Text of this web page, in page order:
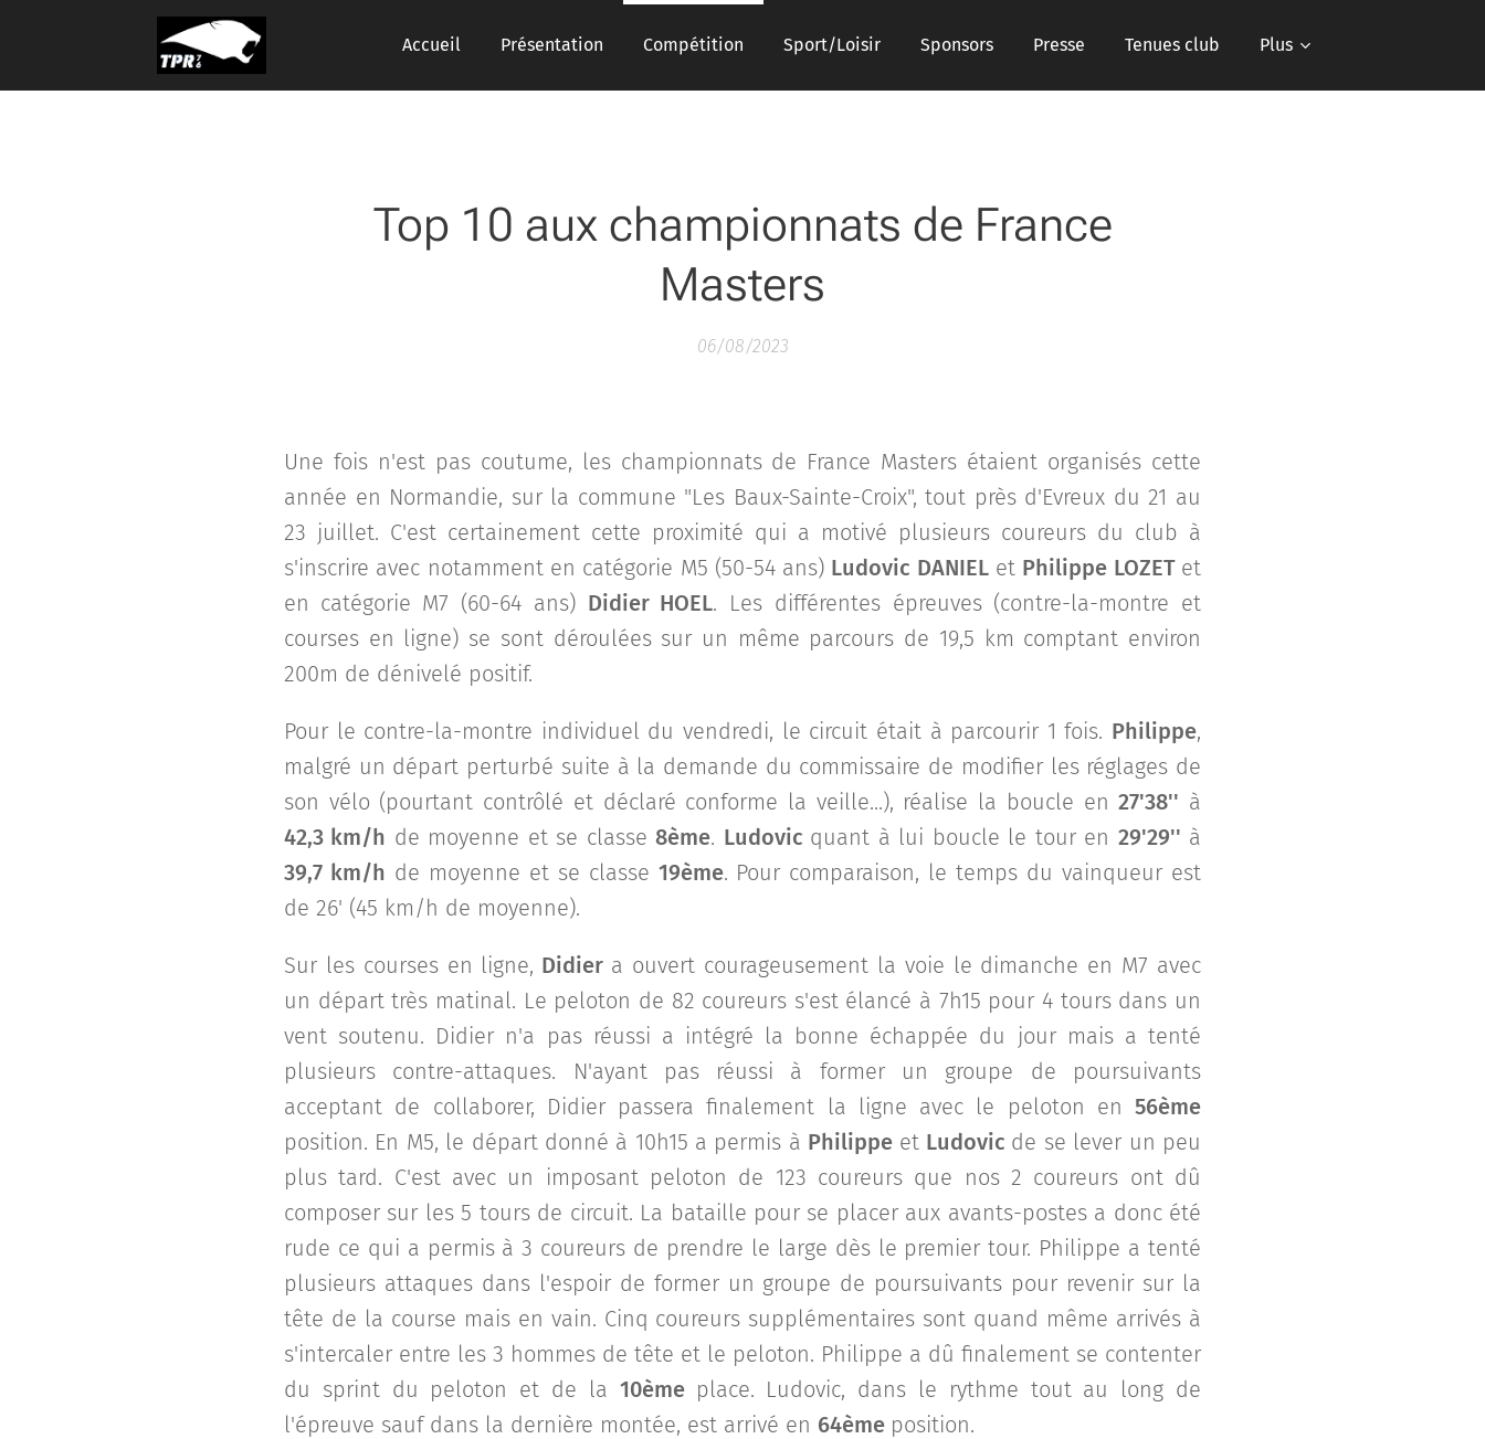
Accueil Présentation Compétition Sport/Loisir Sponsors Presse Tenues club Plus
Top 10 aux championnats de France
Masters
06/08/2023
Une fois n'est pas coutume, les championnats de France Masters étaient organisés cette
année en Normandie, sur la commune "Les Baux-Sainte-Croix", tout près d'Evreux du 21 au
23 juillet. C'est certainement cette proximité qui a motivé plusieurs coureurs du club à
s'inscrire avec notamment en catégorie M5 (50-54 ans) Ludovic DANIELet Philippe LOZET et
en catégorie M7 (60-64 ans) Didier HOEL. Les différentes épreuves (contre-la-montre et
courses en ligne) se sont déroulées sur un même parcours de 19,5 km comptant environ
200m de dénivelé positif.
Pour le contre-la-montre individuel du vendredi, le circuit était à parcourir 1 fois. Philippe,
malgré un départ perturbé suite à la demande du commissaire de modifier les réglages de
son vélo (pourtant contrôlé et déclaré conforme la veille...), réalise la boucle en27'38'' à
42,3 km/h de moyenne et se classe8ème. Ludovic quant à lui boucle le tour en 29'29'' à
39,7 km/h de moyenne et se classe 19ème. Pour comparaison, le temps du vainqueur est
de 26' (45 km/h de moyenne).
Sur les courses en ligne, Didier a ouvert courageusement la voie le dimanche en M7 avec
un départ très matinal. Le peloton de 82 coureurs s'est élancé à 7h15 pour 4 tours dans un
vent soutenu. Didier n'a pas réussi a intégré la bonne échappée du jour mais a tenté
plusieurs contre-attaques. N'ayant pas réussi à former un groupe de poursuivants
acceptant de collaborer, Didier passera finalement la ligne avec le peloton en 56ème
position. En M5, le départ donné à 10h15 a permis à Philippe et Ludovic de se lever un peu
plus tard. C'est avec un imposant peloton de 123 coureurs que nos 2 coureurs ont dû
composer sur les 5 tours de circuit. La bataille pour se placer aux avants-postes a donc été
rude ce qui a permis à 3 coureurs de prendre le large dès le premier tour. Philippe a tenté
plusieurs attaques dans l'espoir de former un groupe de poursuivants pour revenir sur la
tête de la course mais en vain. Cinq coureurs supplémentaires sont quand même arrivés à
s'intercaler entre les 3 hommes de tête et le peloton. Philippe a dû finalement se contenter
du sprint du peloton et de la 10ème place. Ludovic, dans le rythme tout au long de
l'épreuve sauf dans la dernière montée, est arrivé en 64ème position.